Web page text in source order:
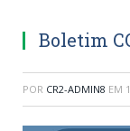
Boletim
POR CR2-ADMIN8 EM